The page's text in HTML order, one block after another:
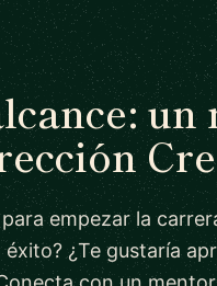
empezar la
¿Te gustaría